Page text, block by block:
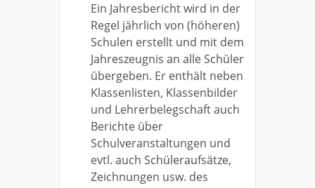
Ein Jahresbericht wird in der
Regel jährlich von (höheren)
Schulen erstellt und mit dem
Jahreszeugnis an alle Schüler
übergeben. Er enthält neben
Klassenlisten, Klassenbilder
und Lehrerbelegschaft auch
Berichte über
Schulveranstaltungen und
evtl. auch Schüleraufsätze,
Zeichnungen usw. des